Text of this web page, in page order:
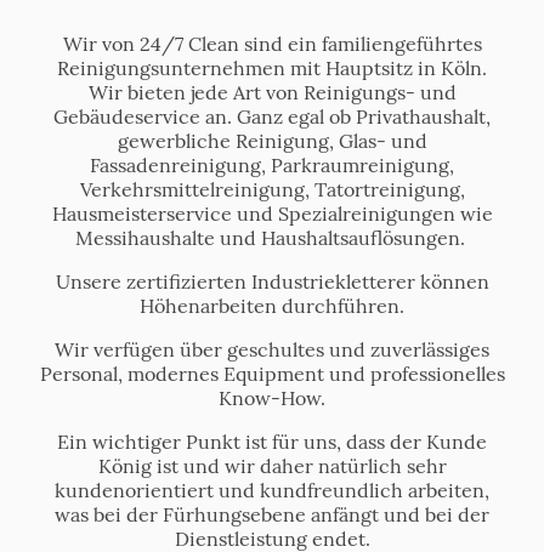
Wir von 24/7 Clean sind ein familiengeführtes
Reinigungsunternehmen mit Hauptsitz in Köln.
Wir bieten jede Art von Reinigungs- und
Gebäudeservice an. Ganz egal ob Privathaushalt,
gewerbliche Reinigung, Glas- und
Fassadenreinigung, Parkraumreinigung,
Verkehrsmittelreinigung, Tatortreinigung,
Hausmeisterservice und Spezialreinigungen wie
Messihaushalte und Haushaltsauflösungen.
Unsere zertifizierten Industriekletterer können
Höhenarbeiten durchführen.
Wir verfügen über geschultes und zuverlässiges
Personal, modernes Equipment und professionelles
Know-How.
Ein wichtiger Punkt ist für uns, dass der Kunde
König ist und wir daher natürlich sehr
kundenorientiert und kundfreundlich arbeiten,
was bei der Fürhungsebene anfängt und bei der
Dienstleistung endet.